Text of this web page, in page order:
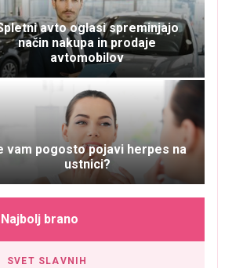
avto oglasi spreminjajo
način nakupa in prodaje
avtomobilov
vam pogosto pojavi herpes na
ustnici?
Najbolj brano
SVET SLAVNIH